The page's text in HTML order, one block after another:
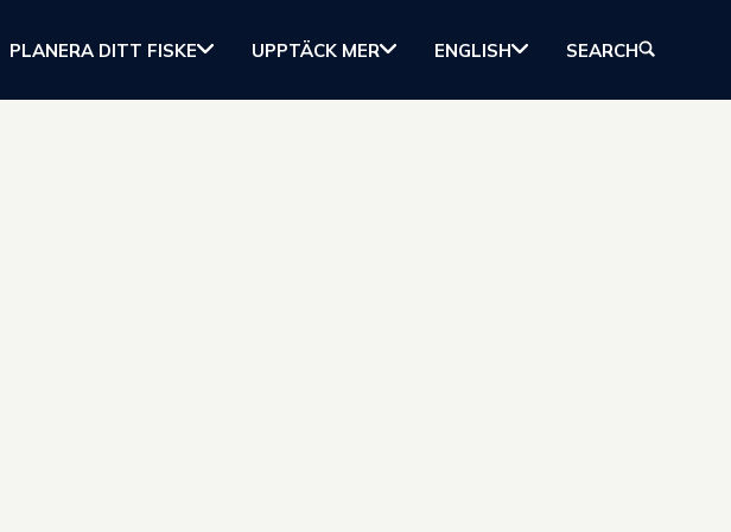
PLANERA DITT FISKE UPPTÄCK MER ENGLISH SEARCH